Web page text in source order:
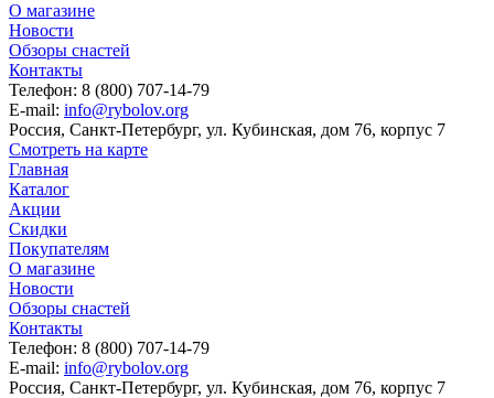
О магазине
Новости
Обзоры снастей
Контакты
Телефон: 8 (800) 707-14-79
E-mail: info@rybolov.org
Россия, Санкт-Петербург, ул. Кубинская, дом 76, корпус 7
Смотреть на карте
Главная
Каталог
Акции
Скидки
Покупателям
О магазине
Новости
Обзоры снастей
Контакты
Телефон: 8 (800) 707-14-79
E-mail: info@rybolov.org
Россия, Санкт-Петербург, ул. Кубинская, дом 76, корпус 7